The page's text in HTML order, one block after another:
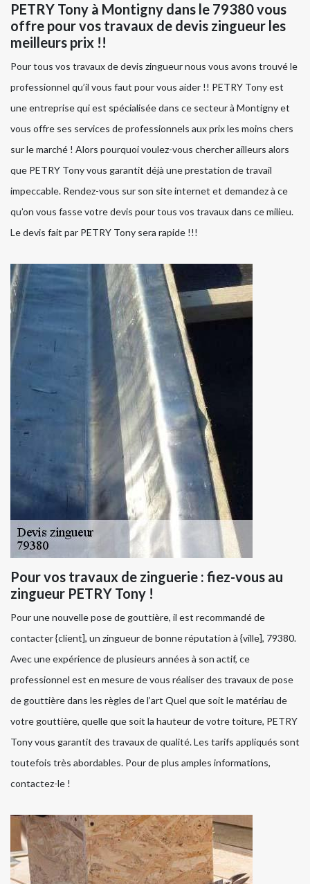
PETRY Tony à Montigny dans le 79380 vous
offre pour vos travaux de devis zingueur les
meilleurs prix !!
Pour tous vos travaux de devis zingueur nous vous avons trouvé le
professionnel qu’il vous faut pour vous aider !! PETRY Tony est
une entreprise qui est spécialisée dans ce secteur à Montigny et
vous offre ses services de professionnels aux prix les moins chers
sur le marché ! Alors pourquoi voulez-vous chercher ailleurs alors
que PETRY Tony vous garantit déjà une prestation de travail
impeccable. Rendez-vous sur son site internet et demandez à ce
qu’on vous fasse votre devis pour tous vos travaux dans ce milieu.
Le devis fait par PETRY Tony sera rapide !!!
Pour vos travaux de zinguerie : fiez-vous au
zingueur PETRY Tony !
Pour une nouvelle pose de gouttière, il est recommandé de
contacter {client], un zingueur de bonne réputation à {ville], 79380.
Avec une expérience de plusieurs années à son actif, ce
professionnel est en mesure de vous réaliser des travaux de pose
de gouttière dans les règles de l’art Quel que soit le matériau de
votre gouttière, quelle que soit la hauteur de votre toiture, PETRY
Tony vous garantit des travaux de qualité. Les tarifs appliqués sont
toutefois très abordables. Pour de plus amples informations,
contactez-le !